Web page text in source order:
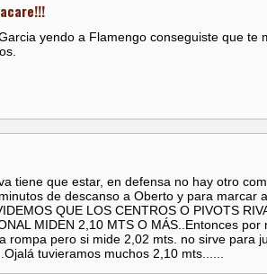
yendo a Flamengo conseguiste que te
tiene que estar, en defensa no hay otro
de descanso a Oberto y para marcar
QUE LOS CENTROS O PIVOTS
MIDEN 2,10 MTS O MÁS..Entonces por
rompa pero si mide 2,02 mts. no sirve para
tuvieramos muchos 2,10 mts......